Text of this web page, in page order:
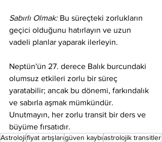
Sabırlı Olmak: Bu süreçteki zorlukların
geçici olduğunu hatırlayın ve uzun
vadeli planlar yaparak ilerleyin.
Neptün'ün 27. derece Balık burcundaki
olumsuz etkileri zorlu bir süreç
yaratabilir; ancak bu dönemi, farkındalık
ve sabırla aşmak mümkündür.
Unutmayın, her zorlu transit bir ders ve
büyüme fırsatıdır.
Astrolojifiyat artışlarıgüven kaybıastrolojik transitler